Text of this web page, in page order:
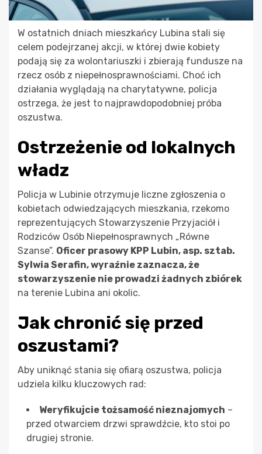
W ostatnich dniach mieszkańcy Lubina stali się
celem podejrzanej akcji, w której dwie kobiety
podają się za wolontariuszki i zbierają fundusze na
rzecz osób z niepełnosprawnościami. Choć ich
działania wyglądają na charytatywne, policja
ostrzega, że jest to najprawdopodobniej próba
oszustwa.
Ostrzeżenie od lokalnych
władz
Policja w Lubinie otrzymuje liczne zgłoszenia o
kobietach odwiedzających mieszkania, rzekomo
reprezentujących Stowarzyszenie Przyjaciół i
Rodziców Osób Niepełnosprawnych „Równe
Szanse”. Oficer prasowy KPP Lubin, asp. sztab.
Sylwia Serafin, wyraźnie zaznacza, że
stowarzyszenie nie prowadzi żadnych zbiórek
na terenie Lubina ani okolic.
Jak chronić się przed
oszustami?
Aby uniknąć stania się ofiarą oszustwa, policja
udziela kilku kluczowych rad:
Weryfikujcie tożsamość nieznajomych –
przed otwarciem drzwi sprawdźcie, kto stoi po
drugiej stronie.